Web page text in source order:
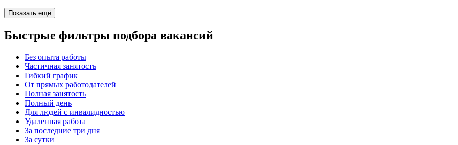
Показать ещё
Быстрые фильтры подбора вакансий
Без опыта работы
Частичная занятость
Гибкий график
От прямых работодателей
Полная занятость
Полный день
Для людей с инвалидностью
Удаленная работа
За последние три дня
За сутки